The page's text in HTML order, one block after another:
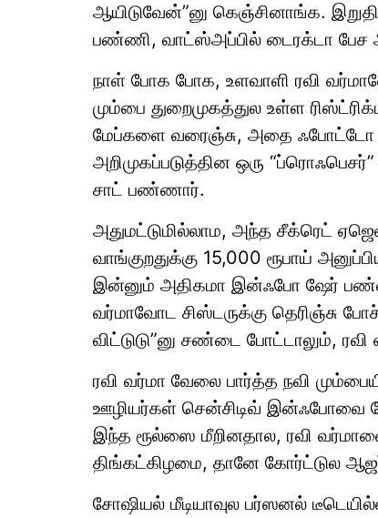
ஆயிடுவேன்”னு கெஞ்சினாங்க.
பண்ணி, வாட்ஸ்அப்பில் டைரக்டா பேச
நாள் போக போக, உளவாளி ரவி
மும்பை துறைமுகத்துல உள்ள
மேப்களை வரைஞ்சு, அதை ஃபோட்டோ
அறிமுகப்படுத்தின ஒரு
சாட் பண்ணார்.
அதுமட்டுமில்லாம, அந்த சீக்ரெட்
வாங்குறதுக்கு 15,000 ரூபாய்
இன்னும் அதிகமா இன்ஃபோ ஷேர்
வர்மாவோட சிஸ்டருக்கு தெரிஞ்சு
விட்டுடு”னு சண்டை போட்டாலும், ரவி
ரவி வர்மா வேலை பார்த்த நவி
ஊழியர்கள் சென்சிடிவ் இன்ஃபோவை
இந்த ரூல்ஸை மீறினதால, ரவி
திங்கட்கிழமை, தானே கோர்ட்டுல
சோஷியல் மீடியாவுல பர்ஸனல்